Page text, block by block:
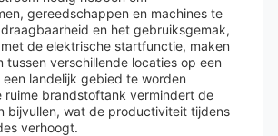
gereedschappen en machines te
en het gebruiksgemak,
de elektrische startfunctie, maken
tussen verschillende locaties op een
landelijk gebied te worden
ruime brandstoftank vermindert de
bijvullen, wat de productiviteit tijdens
verhoogt.